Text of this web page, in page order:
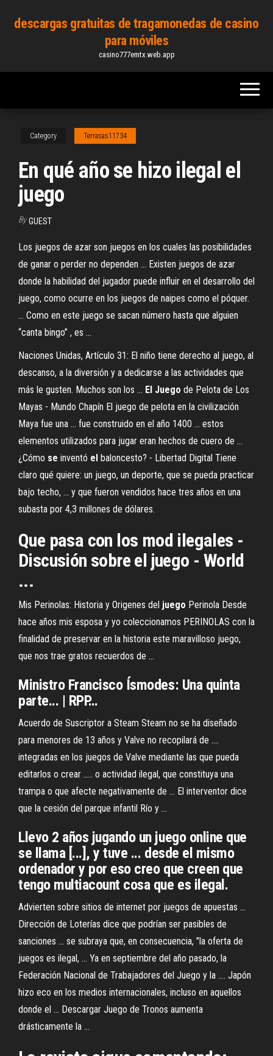
descargas gratuitas de tragamonedas de casino
para móviles
casino777emtx.web.app
Category Terrasas11734
En qué año se hizo ilegal el
juego
By GUEST
Los juegos de azar son juegos en los cuales las posibilidades
de ganar o perder no dependen ... Existen juegos de azar
donde la habilidad del jugador puede influir en el desarrollo del
juego, como ocurre en los juegos de naipes como el póquer.
... Como en este juego se sacan número hasta que alguien
“canta bingo” , es ...
Naciones Unidas, Artículo 31: El niño tiene derecho al juego, al
descanso, a la diversión y a dedicarse a las actividades que
más le gusten. Muchos son los ... El Juego de Pelota de Los
Mayas - Mundo Chapín El juego de pelota en la civilización
Maya fue una ... fue construido en el año 1400 ... estos
elementos utilizados para jugar eran hechos de cuero de ...
¿Cómo se inventó el baloncesto? - Libertad Digital Tiene
claro qué quiere: un juego, un deporte, que se pueda practicar
bajo techo, ... y que fueron vendidos hace tres años en una
subasta por 4,3 millones de dólares.
Que pasa con los mod ilegales -
Discusión sobre el juego - World
...
Mis Perinolas: Historia y Origenes del juego Perinola Desde
hace años mis esposa y yo coleccionamos PERINOLAS con la
finalidad de preservar en la historia este maravilloso juego,
que nos trae gratos recuerdos de ...
Ministro Francisco Ísmodes: Una quinta
parte... | RPP…
Acuerdo de Suscriptor a Steam Steam no se ha diseñado
para menores de 13 años y Valve no recopilará de ....
integradas en los juegos de Valve mediante las que pueda
editarlos o crear ..... o actividad ilegal, que constituya una
trampa o que afecte negativamente de ... El interventor dice
que la cesión del parque infantil Río y ...
Llevo 2 años jugando un juego online que
se llama [...], y tuve ... desde el mismo
ordenador y por eso creo que creen que
tengo multiacount cosa que es ilegal.
Advierten sobre sitios de internet por juegos de apuestas ...
Dirección de Loterías dice que podrían ser pasibles de
sanciones ... se subraya que, en consecuencia, "la oferta de
juegos es ilegal, ... Ya en septiembre del año pasado, la
Federación Nacional de Trabajadores del Juego y la .... Japón
hizo eco en los medios internacionales, incluso en aquellos
donde el ... Descargar Juego de Tronos aumenta
drásticamente la ...